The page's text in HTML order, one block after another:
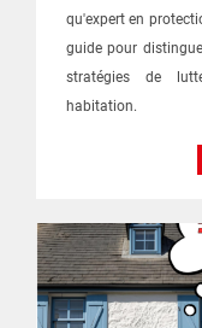
qu'expert en
guide pour
stratégies de
habitation.